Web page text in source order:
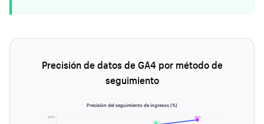
Precisión de datos de GA4 por método de
seguimiento
Precisión del seguimiento de ingresos (%)
100%
~92%
~98%